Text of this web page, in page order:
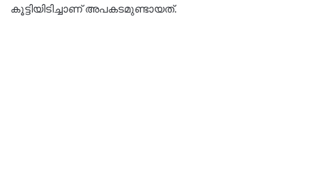
കൂട്ടിയിടിച്ചാണ് അപകടമുണ്ടായത്.